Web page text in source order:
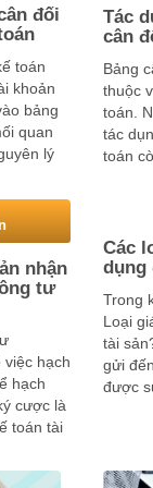
đối
toán
khoản
bảng
quan
lý
Tác
cân
Bảng
thuộc
toán.
tác
toán
nhận
tư
việc hạch
hạch
cược là
toán tài
Các
dụng
Trong
Loại
tài
gửi
được